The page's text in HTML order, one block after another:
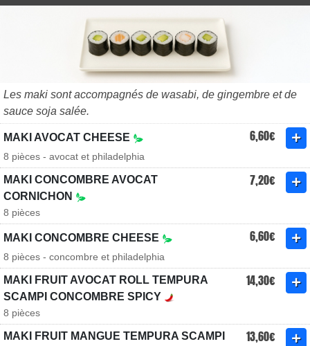
Les maki sont accompagnés de wasabi, de gingembre et de
sauce soja salée.
MAKI AVOCAT CHEESE 6,60€
8 pièces - avocat et philadelphia
MAKI CONCOMBRE AVOCAT
CORNICHON
7,20€
8 pièces
MAKI CONCOMBRE CHEESE 6,60€
8 pièces - concombre et philadelphia
MAKI FRUIT AVOCAT ROLL TEMPURA
SCAMPI CONCOMBRE SPICY
14,30€
8 pièces
MAKI FRUIT MANGUE TEMPURA SCAMPI
13,60€